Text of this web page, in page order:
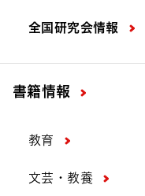
全国研究会情報
書籍情報
教育
文芸・教養